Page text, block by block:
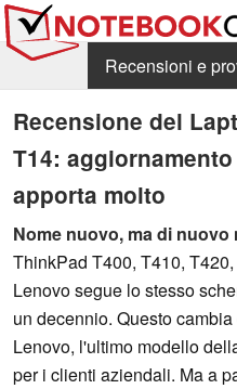
Recensioni e
Raccolta di recensioni
Guida agli acquisti
Recensione del
T14:
apporta molto
Nome nuovo, ma di
ThinkPad T400, T410,
Lenovo segue lo stesso
un decennio. Questo
Lenovo, l'ultimo modello
per i clienti aziendali. Ma a